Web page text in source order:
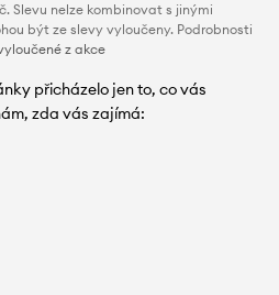
Slevu nelze kombinovat s jinými
být ze slevy vyloučeny. Podrobnosti
z akce
přicházelo jen to, co vás
zda vás zajímá: